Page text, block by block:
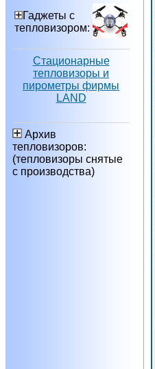
Гаджеты с
тепловизором:
Стационарные
тепловизоры и
пирометры фирмы
LAND
Архив
тепловизоров:
(тепловизоры снятые
с производства)